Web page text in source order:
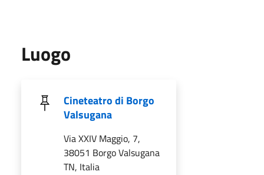
Luogo
Cineteatro di Borgo
Valsugana
Via XXIV Maggio, 7,
38051 Borgo Valsugana
TN, Italia